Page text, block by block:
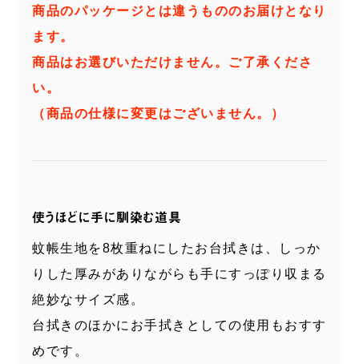
商品のパッケージとは違うもののお届けとなり
ます。
商品はお選びいただけません。ご了承くださ
い。
（商品の仕様に変更はございません。）
使うほどに手に馴染む道具
蚊帳生地を8枚重ねにしたお台拭きは、しっか
りした厚みがありながらも手にすっぽり収まる
絶妙なサイズ感。
台拭きのほかにお手拭きとしての使用もおすす
めです。